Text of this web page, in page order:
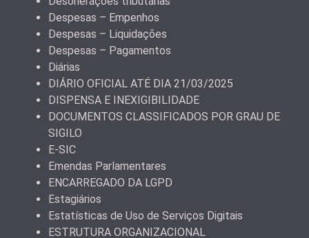
Despesas – Empenhos
Despesas – Liquidações
Despesas – Pagamentos
Diárias
DIÁRIO OFICIAL ATÉ DIA 21/03/2025
DISPENSA E INEXIGIBILIDADE
DOCUMENTOS CLASSIFICADOS POR GRAU DE
SIGILO
E-SIC
Emendas Parlamentares
ENCARREGADO DA LGPD
Estagiários
Estatísticas de Uso de Serviços Digitais
ESTRUTURA ORGANIZACIONAL